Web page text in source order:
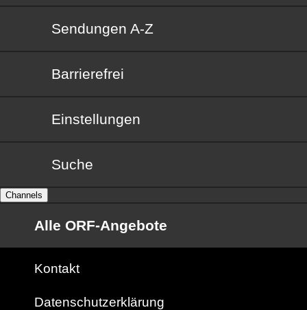
Sendungen von A bis Z
Sendungen A-Z
Barrierefrei
Barrierefrei
Einstellungen
Suche
Channels
Alle ORF-Angebote
Kontakt
Datenschutzerklärung